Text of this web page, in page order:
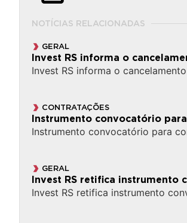
NOTÍCIAS RELACIONADAS
GERAL
Invest RS informa o
Invest RS informa o
CONTRATAÇÕES
Instrumento convocatório
Instrumento convocatório para
GERAL
Invest RS retifica instrumento
Invest RS retifica instrumento